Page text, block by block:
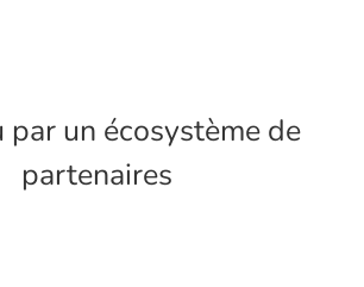
par un écosystème de
partenaires